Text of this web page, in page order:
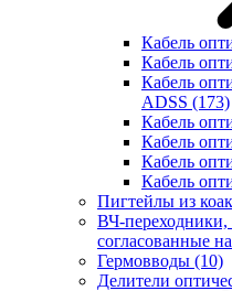
Кабель
Кабель
Кабель
ADSS (173)
Кабель
Кабель
Кабель
Кабель
Пигтейлы из
ВЧ-переходники,
согласованные
Гермовводы (10)
Делители